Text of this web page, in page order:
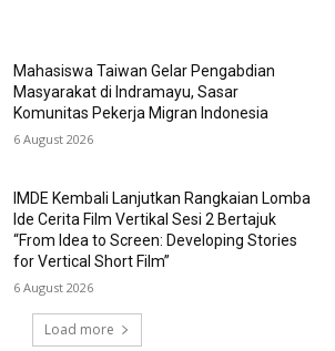
Mahasiswa Taiwan Gelar Pengabdian
Masyarakat di Indramayu, Sasar
Komunitas Pekerja Migran Indonesia
6 August 2026
IMDE Kembali Lanjutkan Rangkaian Lomba
Ide Cerita Film Vertikal Sesi 2 Bertajuk
“From Idea to Screen: Developing Stories
for Vertical Short Film”
6 August 2026
Load more